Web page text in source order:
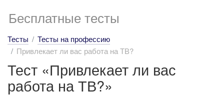
Бесплатные тесты
Тесты
Тесты на профессию
Привлекает ли вас работа на ТВ?
Тест «Привлекает ли вас
работа на ТВ?»